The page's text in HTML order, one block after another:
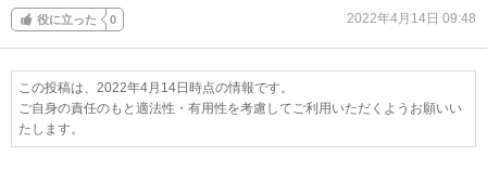
役に立った 0 2022年4月14日 09:48
この投稿は、2022年4月14日時点の情報です。
ご自身の責任のもと適法性・有用性を考慮してご利用いただくようお願いい
たします。